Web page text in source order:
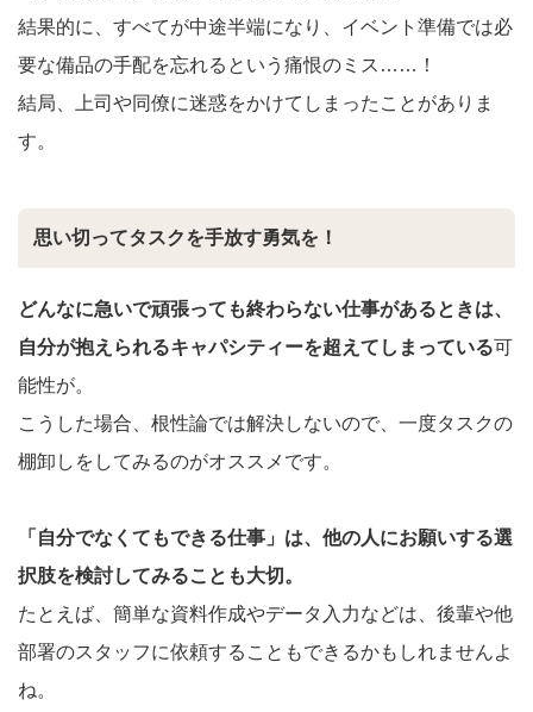
結果的に、すべてが中途半端になり、イベント準備では必
要な備品の手配を忘れるという痛恨のミス……！
結局、上司や同僚に迷惑をかけてしまったことがありま
す。
思い切ってタスクを手放す勇気を！
どんなに急いで頑張っても終わらない仕事があるときは、
自分が抱えられるキャパシティーを超えてしまっている可
能性が。
こうした場合、根性論では解決しないので、一度タスクの
棚卸しをしてみるのがオススメです。
「自分でなくてもできる仕事」は、他の人にお願いする選
択肢を検討してみることも大切。
たとえば、簡単な資料作成やデータ入力などは、後輩や他
部署のスタッフに依頼することもできるかもしれませんよ
ね。